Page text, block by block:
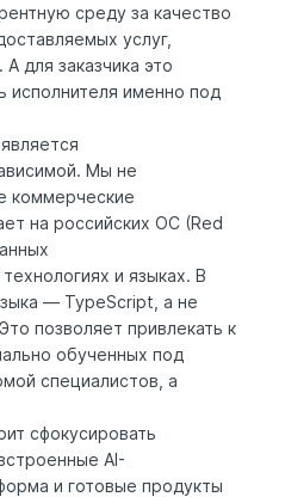
среду за качество
услуг,
для заказчика это
исполнителя именно под
Мы не
коммерческие
на российских ОС (Red
и языках. В
— TypeScript, а не
позволяет привлекать к
обученных под
специалистов, а
сфокусировать
AI-
и готовые продукты